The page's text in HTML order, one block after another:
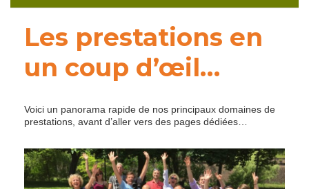
Les prestations en
un coup d’œil…
Voici un panorama rapide de nos principaux domaines de
prestations, avant d’aller vers des pages dédiées…